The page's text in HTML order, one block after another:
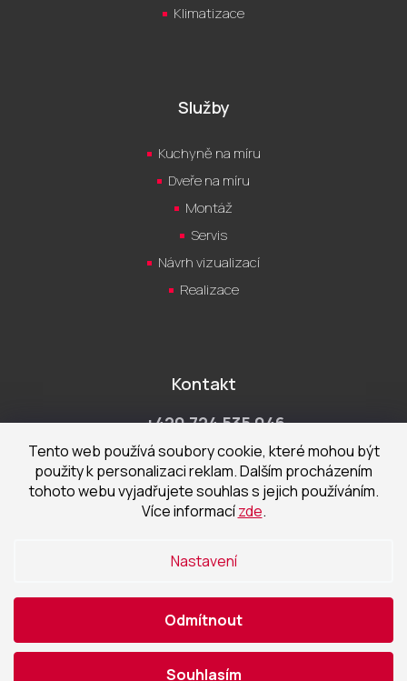
Tento web používá soubory cookie, které mohou být
použity k personalizaci reklam. Dalším procházením
tohoto webu vyjadřujete souhlas s jejich používáním.
Více informacízde.
Nastavení
Odmítnout
Souhlasím
Klimatizace
Služby
Kuchyně na míru
Dveře na míru
Montáž
Servis
Návrh vizualizací
Realizace
Kontakt
+420 724 535 046
Po-Pá 9:00 - 18:00 hod
obchod@cecetka.cz
370 01 České Budějovice
Vytvořil Shoptet